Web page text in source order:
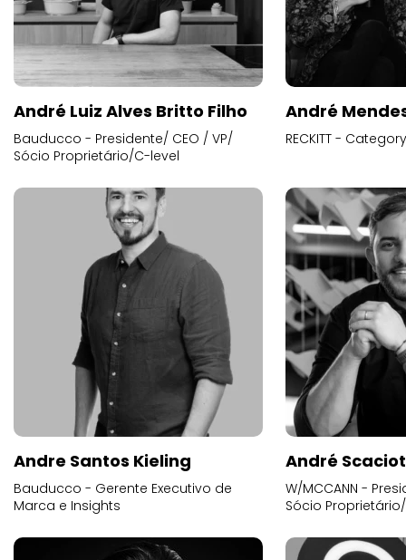
André Luiz Alves Britto Filho
Bauducco - Presidente/ CEO / VP/
Sócio Proprietário/C-level
André
RECKITT -
Andre Santos Kieling
Bauducco - Gerente Executivo de
Marca e Insights
André
W/MCCANN -
Sócio